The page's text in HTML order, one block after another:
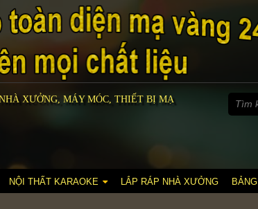
XƯỞNG, MÁY MÓC, THIẾT BỊ MẠ
NỘI THẤT KARAOKE LẮP RÁP NHÀ XƯỞNG